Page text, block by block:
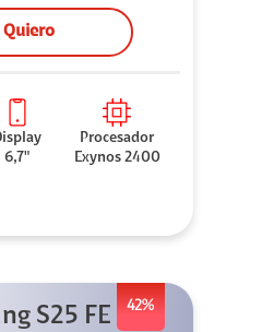
Quiero
6,7"
Procesador
Exynos 2400
42%
S25 FE